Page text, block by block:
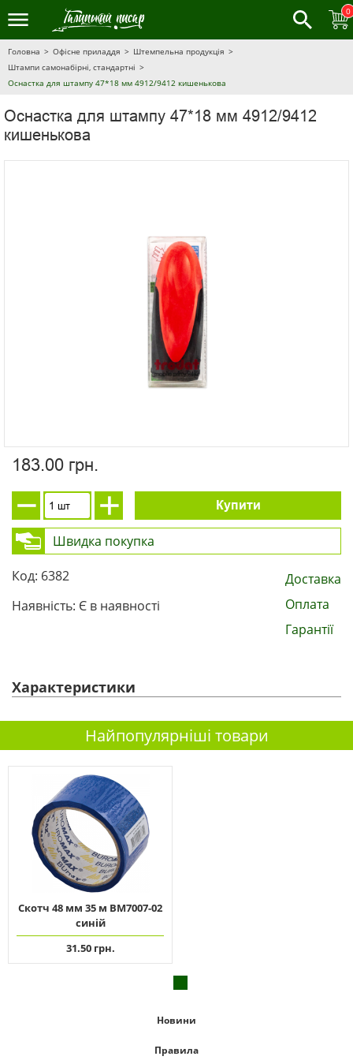
0
Головна Офісне приладдя
Штемпельна продукція
Штампи самонабірні, стандартні
Оснастка для штампу 47*18 мм 4912/9412 кишенькова
Оснастка для штампу 47*18 мм 4912/9412
кишенькова
183.00 грн.
Купити
Швидка покупка
Код: 6382
Наявність: Є в наявності
Доставка
Оплата
Гарантії
Характеристики
Найпопулярніші товари
Скотч 48 мм 35 м ВМ7007-02
синій
31.50 грн.
Новини
Правила